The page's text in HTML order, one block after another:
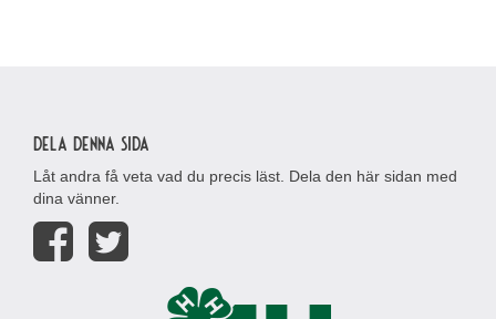
Dela denna sida
Låt andra få veta vad du precis läst. Dela den här sidan med
dina vänner.